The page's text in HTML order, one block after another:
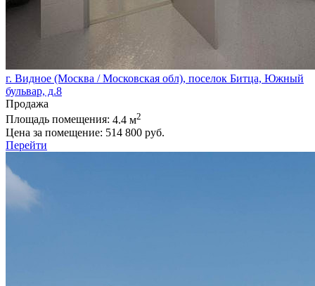
г. Видное (Москва / Московская обл), поселок Битца, Южный
бульвар, д.8
Продажа
Площадь помещения: 4.4 м2
Цена за помещение: 514 800 руб.
Перейти